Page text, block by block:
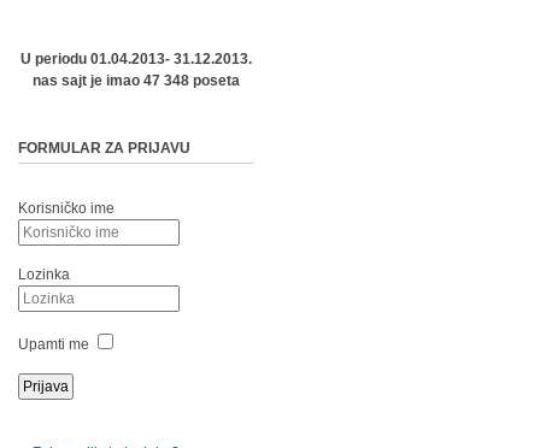
U periodu 01.04.2013- 31.12.2013.
nas sajt je imao 47 348 poseta
FORMULAR ZA PRIJAVU
Korisničko ime
Lozinka
Upamti me